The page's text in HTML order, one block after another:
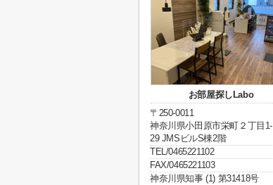
お部屋探しLabo
〒250-0011
神奈川県小田原市栄町２丁目1-
29 JMSビルS棟2階
TEL/0465221102
FAX/0465221103
神奈川県知事 (1) 第31418号